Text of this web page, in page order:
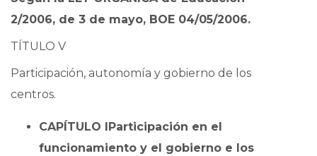
2/2006, de 3 de mayo, BOE 04/05/2006.
TÍTULO V
Participación, autonomía y gobierno de los
centros.
CAPÍTULO IParticipación en el
funcionamiento y el gobierno e los